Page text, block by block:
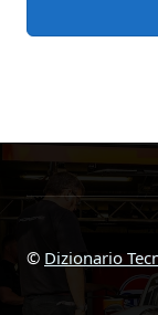
© Dizionario